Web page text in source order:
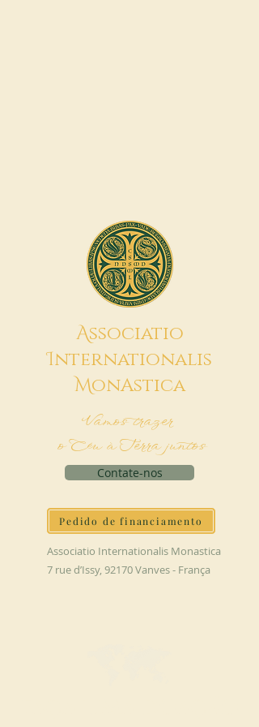
Associatio
Internationalis
MonAstica
Vamos trazer
o Céu à Terra juntos
Contate-nos
Pedido de financiamento
Associatio Internationalis Monastica
7 rue d’Issy, 92170 Vanves - França